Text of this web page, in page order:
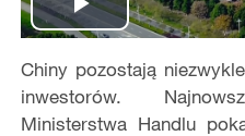
Play
Video
Chiny pozostają
inwestorów.
Ministerstwa Handlu